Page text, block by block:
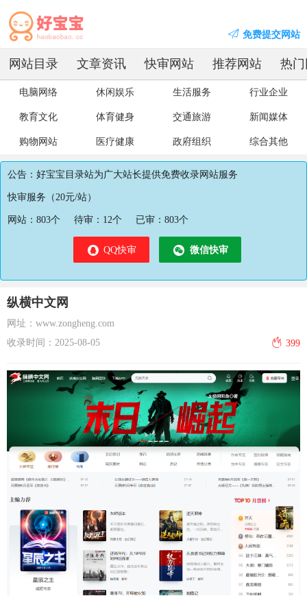
免费提交网站
网站目录 文章资讯 快审网站 推荐网站 热
电脑网络 休闲娱乐 生活服务 行业企业
教育文化 体育健身 交通旅游 新闻媒体
购物网站 医疗健康 政府组织 综合其他
公告：好宝宝目录站为广大站长提供免费收录网站服务
快审服务（20元/站）
网站： 803个 待审： 12个 已审： 803个
QQ快审 微信快审
纵横中文网
网址：www.zongheng.com
收录时间：2025-08-05
399